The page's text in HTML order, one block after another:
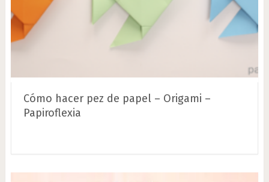
Cómo hacer pez de papel – Origami –
Papiroflexia